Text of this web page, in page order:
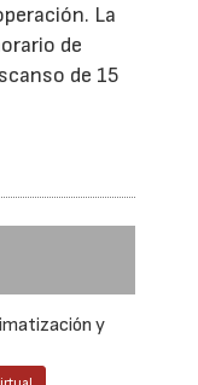
La
de
de 15
y